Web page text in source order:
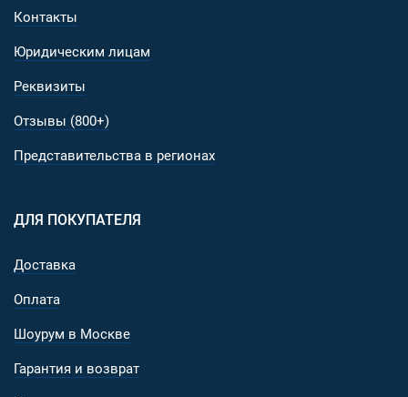
для размещения кармана питания/боекомплекта/
Два боковых открытых кармана с регулировкой
объема для размещения фляги/инструментов или
вооружения;
Нижний карман на молнии для размещения
Возможность крепления к мешку рюкзака Т15/30.
(100% Nylon 6.6). Это эталонная ткань для
снаряжения: максимальная устойчивость к
высокой температуре плавления (260°C) материал
Контакты
Юридическим лицам
Реквизиты
Отзывы (800+)
Представительства в регионах
ДЛЯ ПОКУПАТЕЛЯ
Доставка
Оплата
Шоурум в Москве
Гарантия и возврат